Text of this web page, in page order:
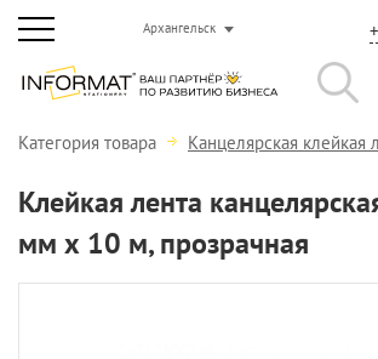
Архангельск
Категория товара Канцелярская клейкая
Клейкая лента
мм х 10 м, прозрачная